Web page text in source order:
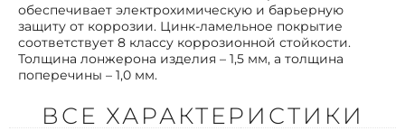
обеспечивает электрохимическую и барьерную
защиту от коррозии. Цинк-ламельное покрытие
соответствует 8 классу коррозионной стойкости.
Толщина лонжерона изделия – 1,5 мм, а толщина
поперечины – 1,0 мм.
Высота лестничного лотка
(боковой стенки)
100 мм
ВСЕ ХАРАКТЕРИСТИКИ